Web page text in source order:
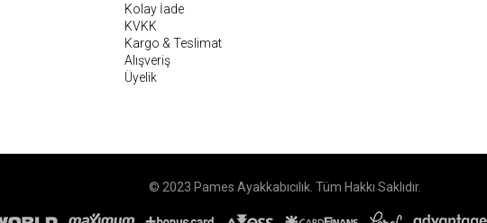
Kolay İade
KVKK
Kargo & Teslimat
Alışveriş
Üyelik
© 2023 Pames Ayakkabıcılık. Tüm Hakkı Saklıdır.